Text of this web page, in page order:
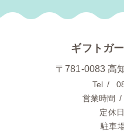
ギフトガ
〒781-0083 高
Tel
営業時間
定休日
駐車